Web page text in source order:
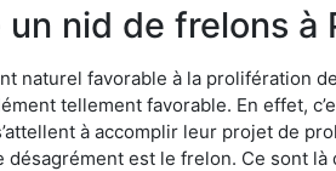
nid de frelons à
naturel favorable à la prolifération
tellement favorable. En effet,
à accomplir leur projet de
est le frelon. Ce sont